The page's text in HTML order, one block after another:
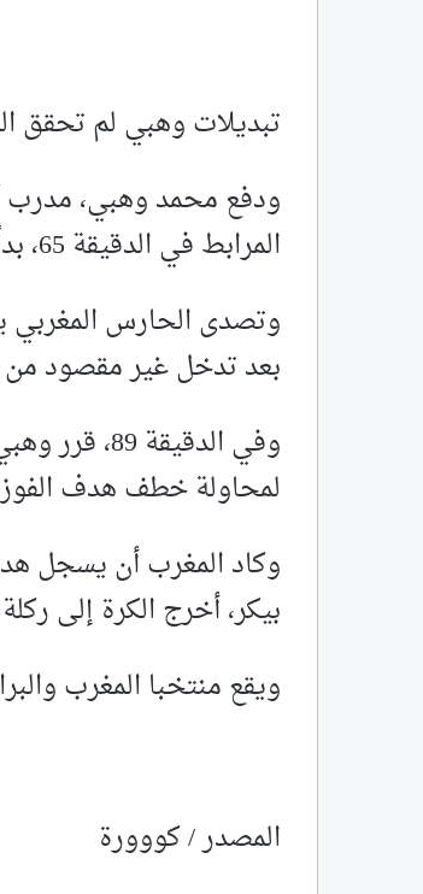
تبديلات وهبي لم تحقق
ودفع محمد وهبي، مدرب
المرابط في الدقيقة 65، بدلًا من دياز وعز الدين أوناحي.
وتصدى الحارس المغربي
بعد تدخل غير مقصود من
وفي
لمحاولة خطف هدف
وكاد المغرب أن يسجل
بيكر، أخرج الكرة إلى ركلة
ويقع منتخبا المغرب
المصدر / كووورة